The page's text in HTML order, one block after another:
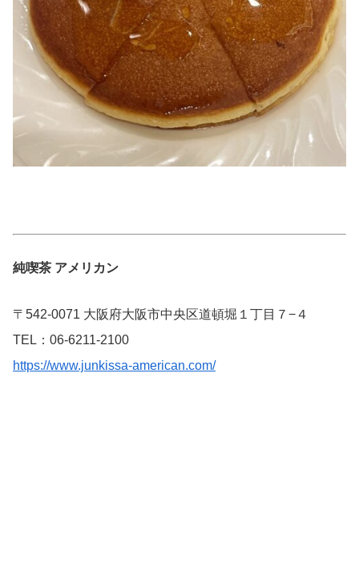
純喫茶 アメリカン
〒542-0071 大阪府大阪市中央区道頓堀１丁目７−４
TEL：06-6211-2100
https://www.junkissa-american.com/